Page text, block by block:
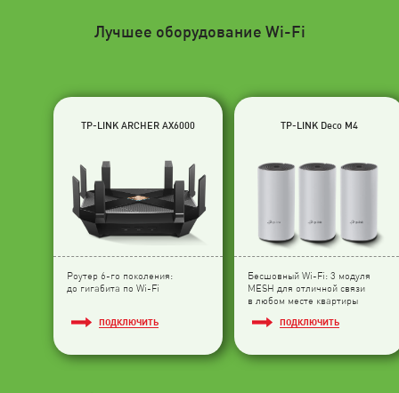
Лучшее оборудование Wi-Fi
TP-LINK ARCHER AX6000
Роутер 6-го поколения:
до гигабита по Wi-Fi
ПОДКЛЮЧИТЬ
TP-LINK Deco M4
Бесшовный Wi-Fi: 3 модуля
МESH для отличной связи
в любом месте квартиры
ПОДКЛЮЧИТЬ